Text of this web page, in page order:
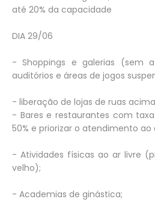
até 20% da capacidade
DIA 29/06
- Shoppings e galerias (sem
auditórios e áreas de jogos
- liberação de lojas de ruas
- Bares e restaurantes com
50% e priorizar o atendimento ao
- Atividades físicas ao ar livre
velho);
- Academias de ginástica;